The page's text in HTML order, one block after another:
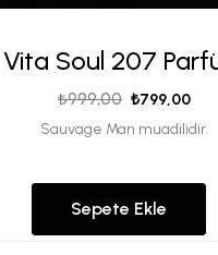
Vita Soul 207
₺999,00 ₺799,00
Sauvage Man muadilidir.
Sepete Ekle